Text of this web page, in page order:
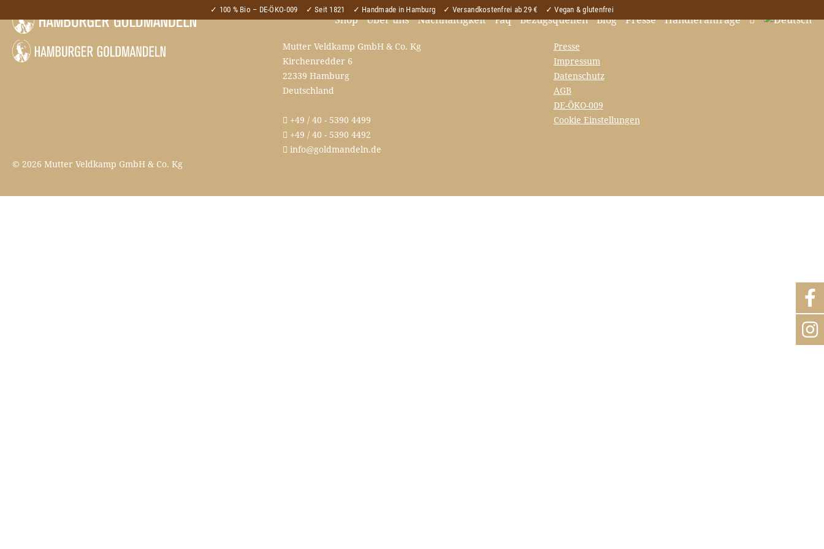
✓ 100 % Bio – DE-ÖKO-009 ✓ Seit 1821 ✓ Handmade in Hamburg ✓ Versandkostenfrei ab 29 € ✓ Vegan & glutenfrei
Shop Über uns Nachhaltigkeit Faq Bezugsquellen Blog Presse Händleranfrage
Mutter Veldkamp GmbH & Co. Kg
Kirchenredder 6
22339 Hamburg
Deutschland
+49 / 40 - 5390 4499
+49 / 40 - 5390 4492
info@goldmandeln.de
Presse
Impressum
Datenschutz
AGB
DE-ÖKO-009
Cookie Einstellungen
© 2026 Mutter Veldkamp GmbH & Co. Kg